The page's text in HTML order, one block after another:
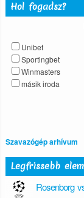
Hol fogadsz?
Unibet
Sportingbet
Winmasters
másik iroda
Szavazógép arhívum
Legfrissebb
Rosenborg